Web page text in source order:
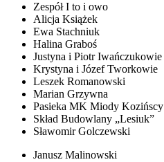
Zespół I to i owo
Alicja Książek
Ewa Stachniuk
Halina Graboś
Justyna i Piotr Iwańczukowie
Krystyna i Józef Tworkowie
Leszek Romanowski
Marian Grzywna
Pasieka MK Miody Kozińscy
Skład Budowlany „Lesiuk”
Sławomir Golczewski
Janusz Malinowski